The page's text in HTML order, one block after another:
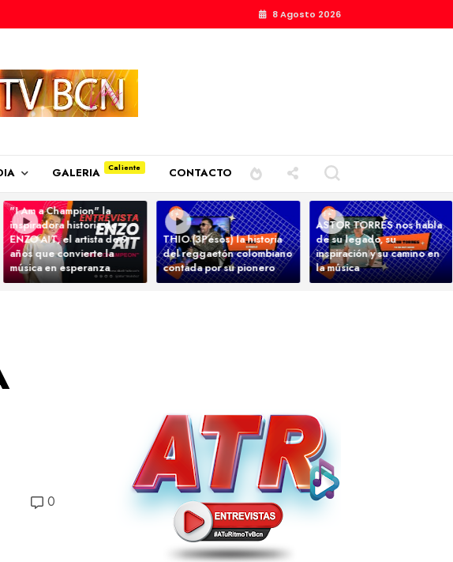
8 Agosto 2026
GALERIA CONTACTO
"I Am a Champion" la
inspiradora historia de
ENZO AIT, el artista de 9
años que convierte la
música en esperanza
THIO (3Pesos) la historia
del reggaetón colombiano
contada por su pionero
ASTOR TORRES nos habla
de su legado, su
inspiración y su camino en
la música
0